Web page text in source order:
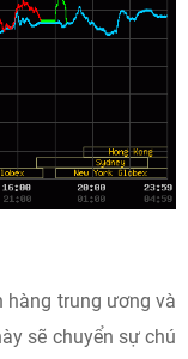
hàng trung ương và
sẽ chuyển sự chú